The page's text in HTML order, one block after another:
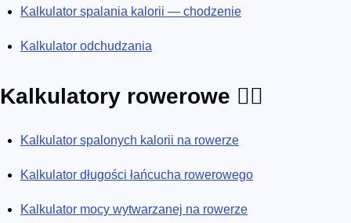
Kalkulator spalania kalorii — chodzenie
Kalkulator odchudzania
Kalkulatory rowerowe 🚴‍♀️
Kalkulator spalonych kalorii na rowerze
Kalkulator długości łańcucha rowerowego
Kalkulator mocy wytwarzanej na rowerze